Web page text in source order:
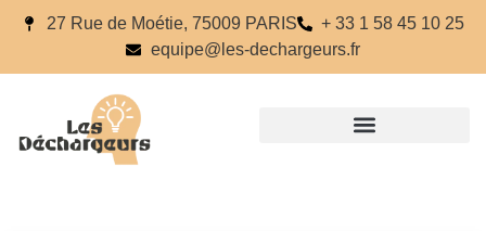
27 Rue de Moétie, 75009 PARIS
+ 33 1 58 45 10 25
equipe@les-dechargeurs.fr